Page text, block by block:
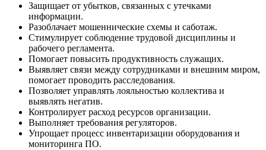
Защищает от убытков, связанных с утечками
информации.
Разоблачает мошеннические схемы и саботаж.
Стимулирует соблюдение трудовой дисциплины и
рабочего регламента.
Помогает повысить продуктивность служащих.
Выявляет связи между сотрудниками и внешним миром,
помогает проводить расследования.
Позволяет управлять лояльностью коллектива и
выявлять негатив.
Контролирует расход ресурсов организации.
Выполняет требования регуляторов.
Упрощает процесс инвентаризации оборудования и
мониторинга ПО.